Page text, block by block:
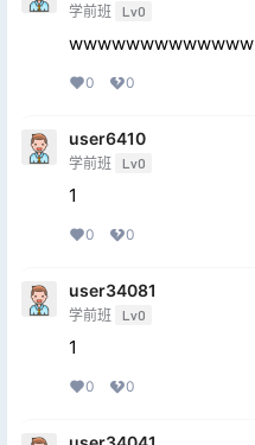
学前班 Lv0
wwwwwwwwwwwww
0 0
user6410
学前班 Lv0
1
0 0
user34081
学前班 Lv0
1
0 0